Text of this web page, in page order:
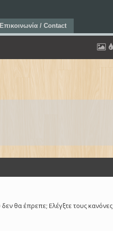
Επικοινωνία / Contact
θα έπρεπε; Ελέγξτε τους κανόνες